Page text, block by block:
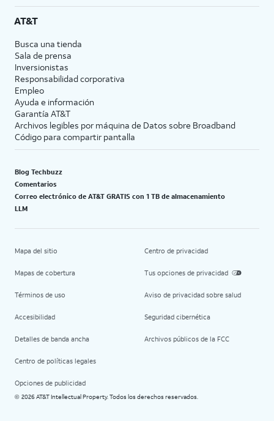
AT&T
Busca una tienda
Sala de prensa
Inversionistas
Responsabilidad corporativa
Empleo
Ayuda e información
Garantía AT&T
Archivos legibles por máquina de Datos sobre Broadband
Código para compartir pantalla
Blog Techbuzz
Comentarios
Correo electrónico de AT&T GRATIS con 1 TB de almacenamiento
LLM
Mapa del sitio
Mapas de cobertura
Términos de uso
Accesibilidad
Detalles de banda ancha
Centro de políticas legales
Opciones de publicidad
Centro de privacidad
Tus opciones de privacidad
Aviso de privacidad sobre salud
Seguridad cibernética
Archivos públicos de la FCC
© 2026 AT&T Intellectual Property. Todos los derechos reservados.